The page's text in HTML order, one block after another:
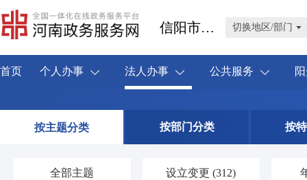
信阳市淮滨县 切换地区/部门
首页 个人办事 法人办事 公共服务
按主题分类 按部门分类 按
全部主题 设立变更(312)